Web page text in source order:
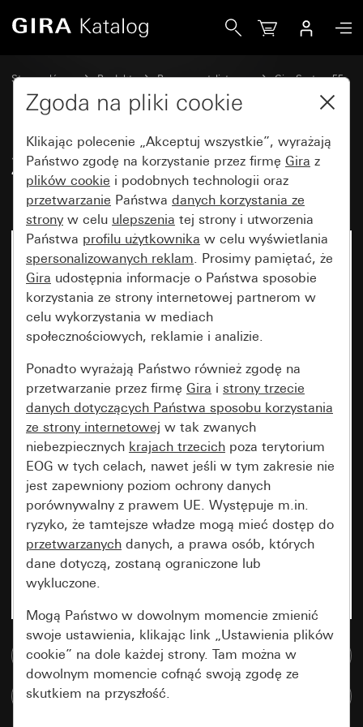
Strona główna Produkty Programy stylistyczne
Gira System 55
Zestawy klawiszy do systemów magistralnych
Zestaw klawiszy 3x z
możliwością opisania System 55
Do bazy danych multimedialnych
Porównaj artykuły
Zgoda na pliki cookie
Klikając polecenie „Akceptuj wszystkie”, wyrażają
Państwo zgodę na korzystanie przez firmę Gira z
plików cookie i podobnych technologii oraz
przetwarzanie Państwa danych korzystania ze
strony w celu ulepszenia tej strony i utworzenia
Państwa profilu użytkownika w celu wyświetlania
spersonalizowanych reklam. Prosimy pamiętać, że
Gira udostępnia informacje o Państwa sposobie
korzystania ze strony internetowej partnerom w
celu wykorzystania w mediach
społecznościowych, reklamie i analizie.
Ponadto wyrażają Państwo również zgodę na
przetwarzanie przez firmę Gira i strony trzecie
danych dotyczących Państwa sposobu korzystania
ze strony internetowej w tak zwanych
niebezpiecznych krajach trzecich poza terytorium
EOG w tych celach, nawet jeśli w tym zakresie nie
jest zapewniony poziom ochrony danych
porównywalny z prawem UE. Występuje m.in.
ryzyko, że tamtejsze władze mogą mieć dostęp do
przetwarzanych danych, a prawa osób, których
dane dotyczą, zostaną ograniczone lub
wykluczone.
Mogą Państwo w dowolnym momencie zmienić
swoje ustawienia, klikając link „Ustawienia plików
cookie” na dole każdej strony. Tam można w
dowolnym momencie cofnąć swoją zgodę ze
skutkiem na przyszłość.